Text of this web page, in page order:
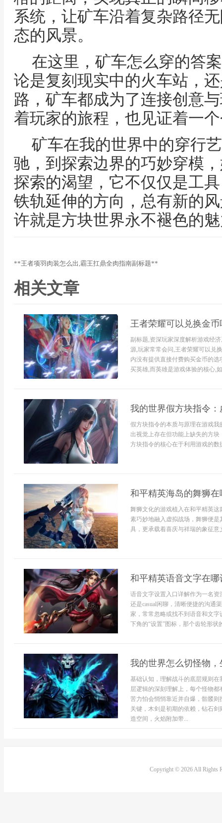
系统，让矿车沿着复杂路径
态的风景。
在这里，矿车怎么穿的答
论是复刻现实中的火车站，
路，矿车都成为了连接创意
着玩家的旅程，也见证着一
矿车在我的世界中的穿行
驰，到探索边界的巧妙穿模
探索的渴望，它不仅仅是工
铁轨延伸的方向，总有新的
许就是方块世界永不褪色的
**王者项羽肉装怎么出,霸王扛鼎全肉指南副标题**
相关文章
王者荣耀可以兑换金
副标题,资深玩家深度解析游戏经
源,玩家常常会问,王者荣耀可以兑
内没有提供直接付费购买金币的
买英雄,而英雄是游戏体验的核心,
我的世界假方块指令
假方块指令的本质与原理在游戏
出视觉上存在但功能上缺失的方
方块指令的核心在于利用游戏的
和平精英海岛的舞狮
舞狮文化的游戏植入在和平精英
素巧妙地融入虚拟战场，舞狮便
具，更承载着喜庆与祥瑞的象征
和平精英语音文字在
语音文字设置入口详解作为一名
还是casual闲聊，清晰便捷的沟通
家，常常忽略或找不到语音和文
下角的“设置”图标，那个齿轮形
我的世界怎么切怪物
基础认知，理解战斗的底层规则
层逻辑的深刻理解上，每个怪物
苦力怕会悄悄靠近并自爆，骷髅
关键，木剑是初期的依赖，钻石
造空间，火焰附加带...
Copyright © 2026 All Rights